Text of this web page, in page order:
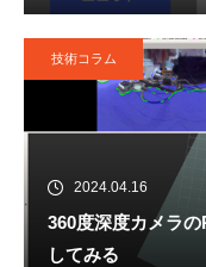
技術コラム
2024.04.16
360度深度カメラ
してみる